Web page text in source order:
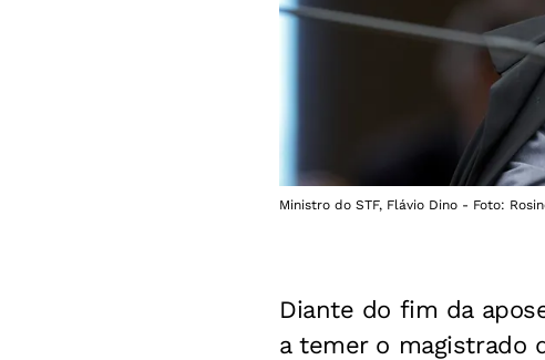
Ministro do STF, Flávio Dino - Foto:
Diante do fim da
a temer o magistrado